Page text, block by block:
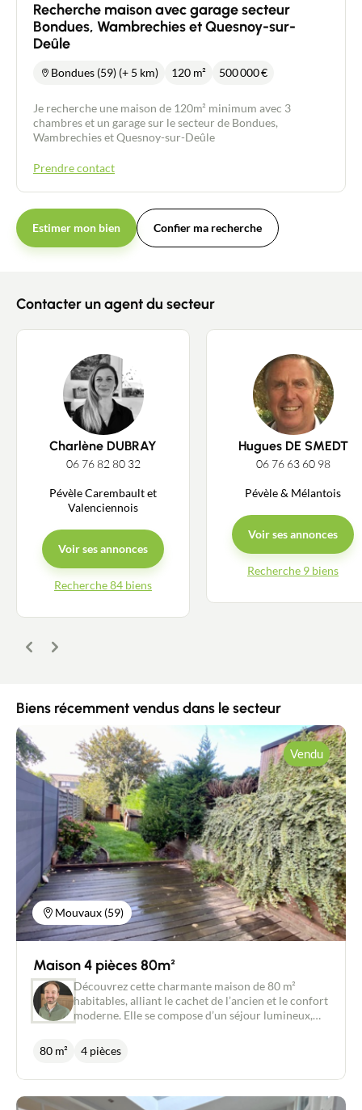
Recherche maison avec garage secteur
Bondues, Wambrechies et Quesnoy-sur-
Deûle
Bondues (59) (+ 5 km) 120 m² 500 000€
Je recherche une maison de 120m² minimum avec 3
chambres et un garage sur le secteur de Bondues,
Wambrechies et Quesnoy-sur-Deûle
Prendre contact
Estimer mon bien Confier ma recherche
Contacter un agent du secteur
Charlène DUBRAY
06 76 82 80 32
Pévèle Carembault et
Valenciennois
Voir ses annonces
Recherche 84 biens
Hugues DE SMEDT
06 76 63 60 98
Pévèle & Mélantois
Voir ses annonces
Recherche 9 biens
Précédent
Suivant
Biens récemment vendus dans le secteur
Mouvaux (59)
Vendu
Maison 4 pièces 80m²
Découvrez cette charmante maison de 80 m²
habitables, alliant le cachet de l’ancien et le confort
moderne. Elle se compose d’un séjour lumineux,
rangements, ainsi que de combles aménagés
pouvant servir de chambre supplémentaire ou de
travaux à prévoir – diagnostics sans anomalies.
80 m² 4 pièces